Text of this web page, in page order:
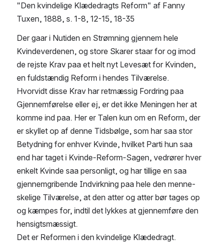
"Den kvindelige Klædedragts Reform" af Fanny
Tuxen, 1888, s. 1-8, 12-15, 18-35
Der gaar i Nutiden en Strømning gjennem hele
Kvindeverdenen, og store Skarer staar for og imod
de rejste Krav paa et helt nyt Levesæt for Kvinden,
en fuldstændig Reform i hendes Tilværelse.
Hvorvidt disse Krav har retmæssig Fordring paa
Gjennemførelse eller ej, er det ikke Meningen her at
komme ind paa. Her er Talen kun om en Reform, der
er skyllet op af denne Tidsbølge, som har saa stor
Betydning for enhver Kvinde, hvilket Parti hun saa
end har taget i Kvinde-Reform-Sagen, vedrører hver
enkelt Kvinde saa personligt, og har tillige en saa
gjennemgribende Indvirkning paa hele den menne-
skelige Tilværelse, at den atter og atter bør tages op
og kæmpes for, indtil det lykkes at gjennemføre den
hensigtsmæssigt.
Det er Reformen i den kvindelige Klædedragt.